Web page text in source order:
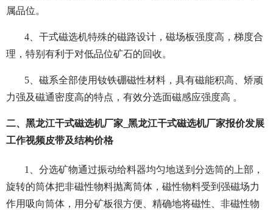
属品位。
4、干式磁选机特殊的磁路设计，磁场板强度高，梯度合
理，特别有利于对低品位矿石的回收。
5、磁系全部使用钕铁硼磁性材料，具有磁能积高、矫顽
力强及磁通密度高的特点，有效分选面磁感应强度高 。
二、黑龙江干式磁选机厂家_黑龙江干式磁选机厂家报价发展
工作视频皮带及结构价格
1、分选矿物通过振动给料器均匀地送到分选筒的上部，
旋转的筒体把非磁性物料抛离筒体，磁性物料受到强磁场力
作用吸向筒体，用分矿板很方便、精确地将磁性、非磁性物